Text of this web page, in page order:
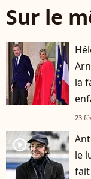
Sur le
la
23
player2
le